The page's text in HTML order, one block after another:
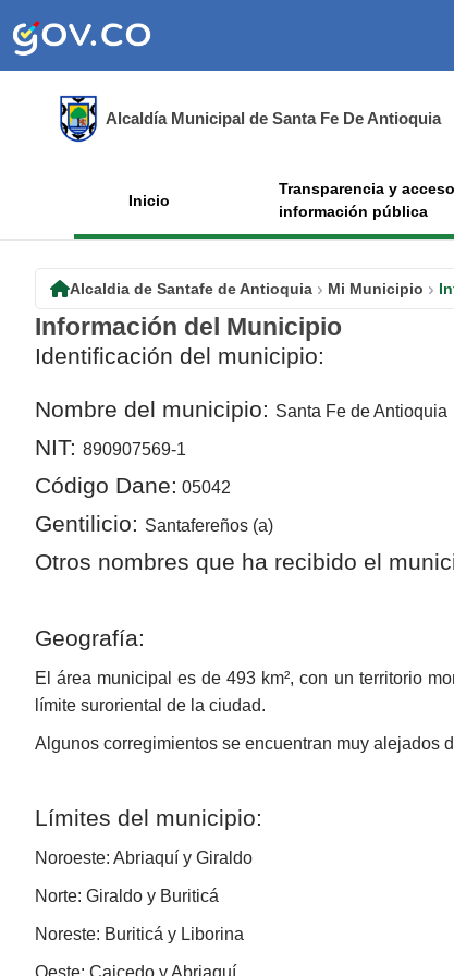
Alcaldía Municipal de Santa Fe De Antioquia
Inicio
Transparencia y acceso
información pública
Alcaldia de Santafe de Antioquia Mi Municipio
Información del Municipio
​​Identificación del municipio:
Nombre del municipio: Santa Fe de Antioquia
NIT: 890907569-1
Código Dane: 05042​
Gentilicio: Santafereños (a)
Otros nombres que ha recibido el
​Geografía:
El área municipal es de 493 km², con un territorio
límite suroriental de la ciudad.
Algunos corregimientos se encuentran muy alejados
Límites del municipio:
Noroeste: Abriaquí y Giraldo
Norte: Giraldo y Buriticá
Noreste: Buriticá y Liborina
Oeste: Caicedo y Abriaquí